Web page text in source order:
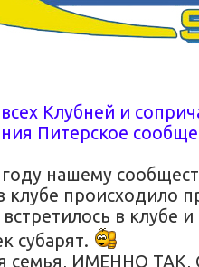
Клубней и
Питерское
нашему
клубе происходило
в клубе
субарят.
семья, ИМЕННО ТАК,